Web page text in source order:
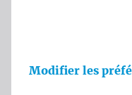
Modifier les